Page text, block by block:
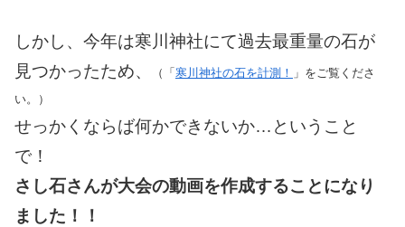
しかし、今年は寒川神社にて過去最重量の石が
見つかったため、
（「 寒川神社の石を計測！ 」をご覧くださ
い。）
せっかくならば何かできないか…ということ
で！
さし石さんが大会の動画を作成することになり
ました！！